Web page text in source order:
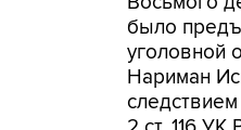
было
уголовной
Нариман